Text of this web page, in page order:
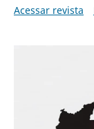
Acessar revista